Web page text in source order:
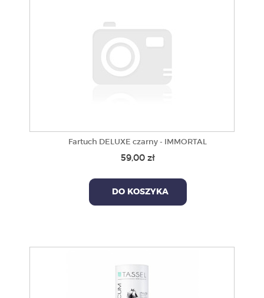
Fartuch DELUXE czarny - IMMORTAL
59,00 zł
DO KOSZYKA